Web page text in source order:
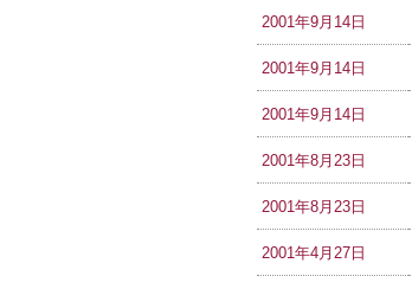
2001年9月14日
2001年9月14日
2001年9月14日
2001年8月23日
2001年8月23日
2001年4月27日